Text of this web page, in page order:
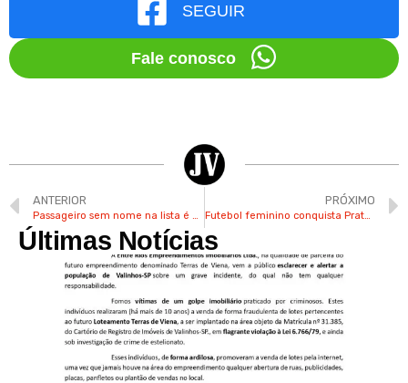
SEGUIR
Fale conosco
ANTERIOR PRÓXIMO
Futebol feminino conquista Prata nas Olimpíadas de Paris
Últimas Notícias